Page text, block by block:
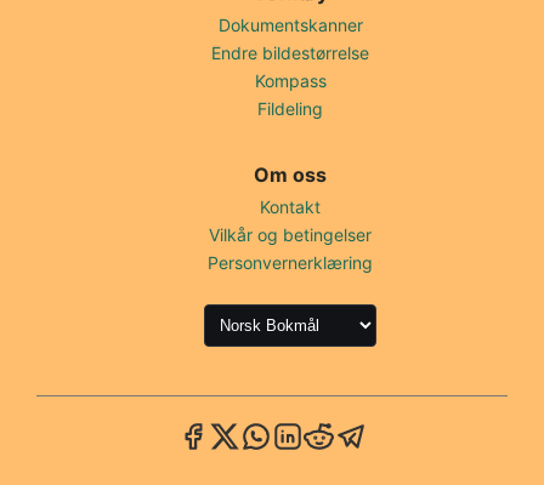
Dokumentskanner
Endre bildestørrelse
Kompass
Fildeling
Om oss
Kontakt
Vilkår og betingelser
Personvernerklæring